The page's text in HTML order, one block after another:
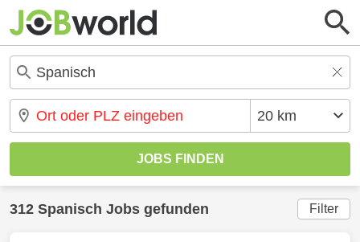
312 Spanisch Jobs gefunden Filter